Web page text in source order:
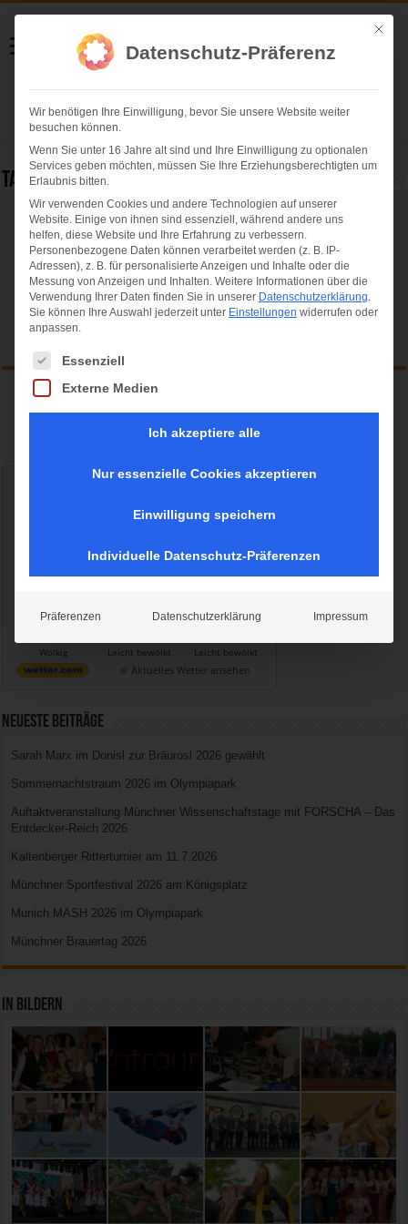
Helmut Swoboda
Fotografie
Herzlich willkommen
Tag Archives:
Leider nichts gefunden...
Entschuldige bitte, aber der von Ihnen angeforderte Seite konnte
nicht gefunden werden...
Wetter München
20 / 26°C
Fr, 07.08.
Wolkig
Sa, 08.08.
Leicht bewölkt
So, 09.08.
Leicht bewölkt
Aktuelles Wetter ansehen
Neueste Beiträge
Sarah Marx im Donisl zur Bräurosl 2026 gewählt
Sommernachtstraum 2026 im Olympiapark
Auftaktveranstaltung Münchner Wissenschaftstage mit FORSCHA – Das
Entdecker-Reich 2026
Kaltenberger Ritterturnier am 11.7.2026
Münchner Sportfestival 2026 am Königsplatz
Munich MASH 2026 im Olympiapark
Münchner Brauertag 2026
In Bildern
Mit
Datenschutz-Präferenz
Wir benötigen Ihre Einwilligung, bevor Sie unsere Website weiter
besuchen können.
Wenn Sie unter 16 Jahre alt sind und Ihre Einwilligung zu optionalen
Services geben möchten, müssen Sie Ihre Erziehungsberechtigten um
Erlaubnis bitten.
Wir verwenden Cookies und andere Technologien auf unserer
Website. Einige von ihnen sind essenziell, während andere uns
helfen, diese Website und Ihre Erfahrung zu verbessern.
Personenbezogene Daten können verarbeitet werden (z. B. IP-
Adressen), z. B. für personalisierte Anzeigen und Inhalte oder die
Messung von Anzeigen und Inhalten. Weitere Informationen über die
Verwendung Ihrer Daten finden Sie in unserer Datenschutzerklärung.
Sie können Ihre Auswahl jederzeit unter Einstellungen widerrufen oder
anpassen.
Es folgt eine Liste der Service-Gruppen, für die eine Einwilligung
Essenziell
Externe Medien
Ich akzeptiere alle
Nur essenzielle Cookies akzeptieren
Einwilligung speichern
Individuelle Datenschutz-Präferenzen
Präferenzen Datenschutzerklärung Impressum